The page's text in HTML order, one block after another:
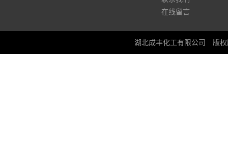
在线留言
湖北成丰化工有限公司 版